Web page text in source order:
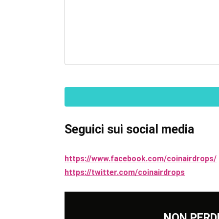
Seguici sui social media
https://www.facebook.com/coinairdrops/
https://twitter.com/coinairdrops